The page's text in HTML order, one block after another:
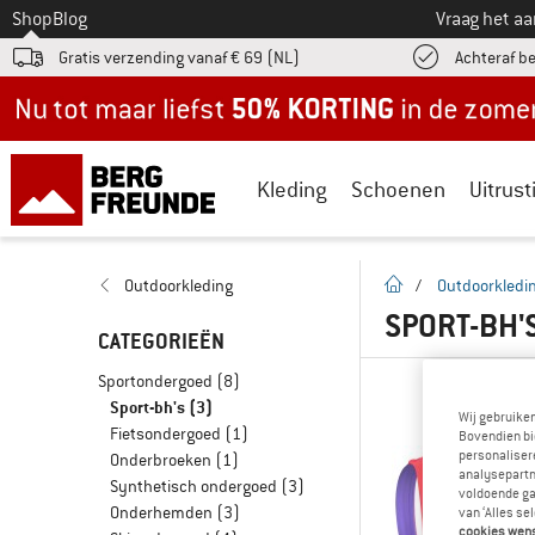
Naar
ShopBlog Vraag het
Gratis verzending vanaf € 69 (NL) Achteraf
Kleding Schoenen
Outdoorkleding
CATEGORIEËN
Sportondergoed (8)
Sport-bh's (3)
Fietsondergoed (1)
Onderbroeken (1)
Synthetisch ondergoed (3)
Onderhemden (3)
Startpagina
/
SPORT-
Wij
Bovendien
voldoende
van ‘Alles
cookies